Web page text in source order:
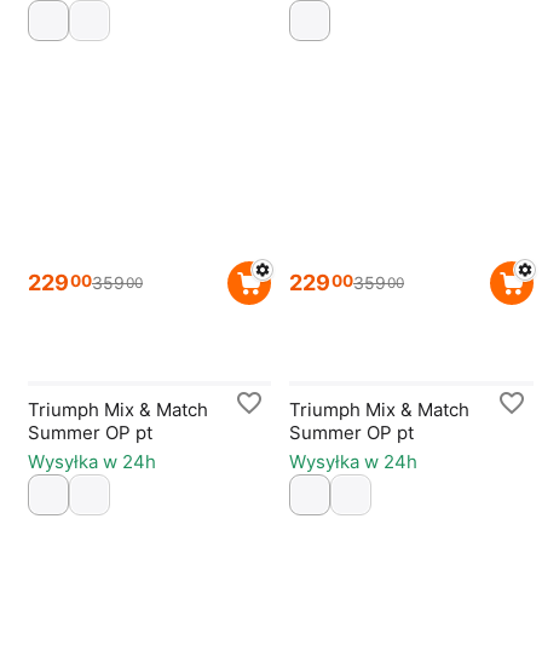
2290035900 2290035900
Triumph Mix & Match
Summer OP pt
Wysyłka w 24h
Triumph Mix & Match
Summer OP pt
Wysyłka w 24h